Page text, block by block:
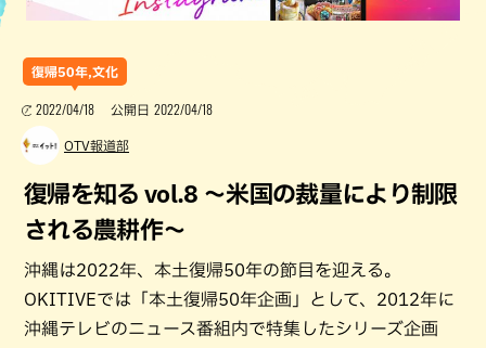
復帰50年,文化
2022/04/18 公開日 2022/04/18
OTV報道部
復帰を知る vol.8 〜米国の裁量により制限
される農耕作〜
沖縄は2022年、本土復帰50年の節目を迎える。
OKITIVEでは「本土復帰50年企画」として、2012年に
沖縄テレビのニュース番組内で特集したシリーズ企画